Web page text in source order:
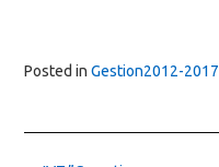
Posted in Gestion2012-2017